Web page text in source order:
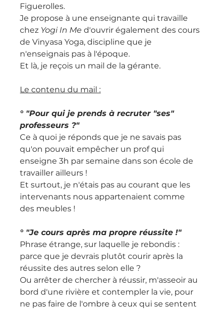
Figuerolles.
Je propose à une enseignante qui travaille
chez Yogi In Me d'ouvrir également des cours
de Vinyasa Yoga, discipline que je
n'enseignais pas à l'époque.
Et là, je reçois un mail de la gérante.
Le contenu du mail :
° "Pour qui je prends à recruter "ses"
professeurs ?"
Ce à quoi je réponds que je ne savais pas
qu'on pouvait empêcher un prof qui
enseigne 3h par semaine dans son école de
travailler ailleurs !
Et surtout, je n'étais pas au courant que les
intervenants nous appartenaient comme
des meubles !
° "Je cours après ma propre réussite !"
Phrase étrange, sur laquelle je rebondis :
parce que je devrais plutôt courir après la
réussite des autres selon elle ?
Ou arrêter de chercher à réussir, m'asseoir au
bord d'une rivière et contempler la vie, pour
ne pas faire de l'ombre à ceux qui se sentent